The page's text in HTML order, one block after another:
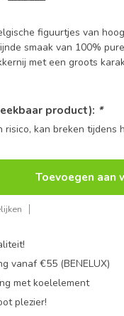
figuurtjes van
smaak van 100%
met een groots
product): *
risico, kan breken tijdens
Toevoegen aan
vanaf €55 (BENELUX)
met koelelement
plezier!